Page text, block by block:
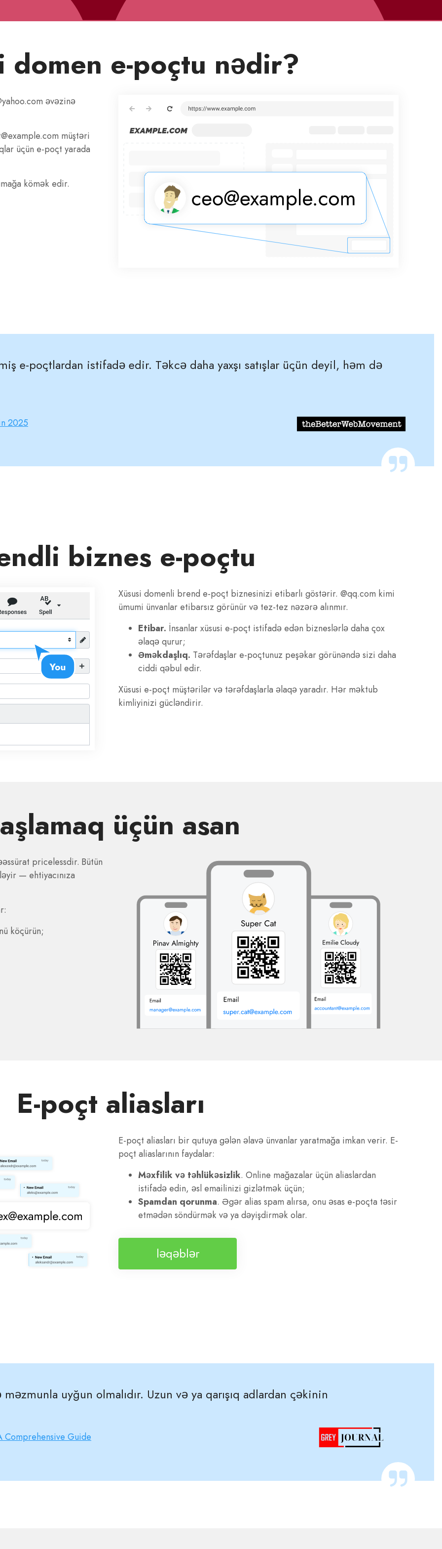
domen e-poçtu nədir?
əvəzinə
müştəri
üçün e-poçt yarada
kömək edir.
e-poçtlardan istifadə edir. Təkcə daha yaxşı satışlar üçün deyil, həm də
2025
biznes e-poçtu
Xüsusi domenli brend e-poçt biznesinizi etibarlı göstərir. @qq.com kimi
ümumi ünvanlar etibarsız görünür və tez-tez nəzərə alınmır.
Etibar. İnsanlar xüsusi e-poçt istifadə edən bizneslərlə daha çox
əlaqə qurur;
Əməkdaşlıq. Tərəfdaşlar e-poçtunuz peşəkar görünəndə sizi daha
ciddi qəbul edir.
Xüsusi e-poçt müştərilər və tərəfdaşlarla əlaqə yaradır. Hər məktub
kimliyinizi gücləndirir.
üçün asan
pricelessdir. Bütün
— ehtiyacınıza
köçürün;
E-poçt aliasları
E-poçt aliasları bir qutuya gələn əlavə ünvanlar yaratmağa imkan verir. E-
poçt aliaslarının faydalar:
Məxfilik və təhlükəsizlik. Online mağazalar üçün aliaslardan
istifadə edin, əsl emailinizi gizlətmək üçün;
Spamdan qorunma. Əgər alias spam alırsa, onu əsas e-poçta təsir
etmədən söndürmək və ya dəyişdirmək olar.
ləqəblər
uyğun olmalıdır. Uzun və ya qarışıq adlardan çəkinin
Comprehensive Guide